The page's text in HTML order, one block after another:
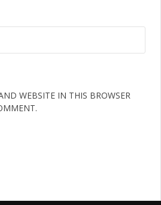
WEBSITE IN THIS BROWSER